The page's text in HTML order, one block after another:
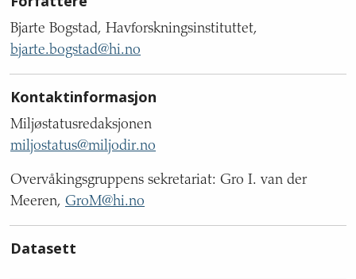
Bjarte Bogstad, Havforskningsinstituttet,
bjarte.bogstad@hi.no
Kontaktinformasjon
Miljøstatusredaksjonen
miljostatus@miljodir.no
Overvåkingsgruppens sekretariat: Gro I. van der
Meeren, GroM@hi.no
Datasett